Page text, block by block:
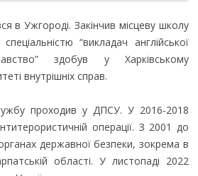
в Ужгороді. Закінчив місцеву школу
“викладач англійської
здобув у Харківському
внутрішніх справ.
проходив у ДПСУ. У 2016-2018
операції. З 2001 до
державної безпеки, зокрема в
області. У листопаді 2022